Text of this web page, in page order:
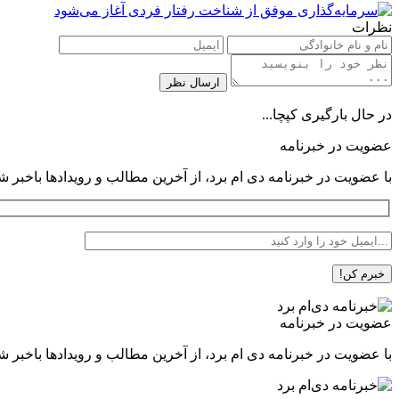
نظرات
در حال بارگیری کپچا...
عضویت در خبرنامه
با عضویت در خبرنامه دی ام برد، از آخرین مطالب و رویدادها باخبر
عضویت در خبرنامه
با عضویت در خبرنامه دی ام برد، از آخرین مطالب و رویدادها باخبر